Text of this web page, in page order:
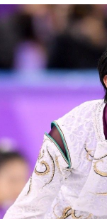
川真由美（享年86）
。